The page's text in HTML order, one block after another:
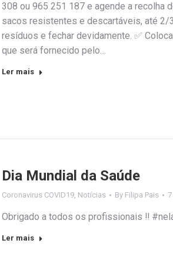
308 ou 965 251 187 e agende a recolha
sacos resistentes e descartáveis, até 2/
resíduos e fechar devidamente. ✅
que será fornecido pelo…
Ler mais
Dia Mundial da Saúde
Coronavirus COVID19, Notícias By Filipa Pais
Obrigado a todos os profissionais ‼️
Ler mais